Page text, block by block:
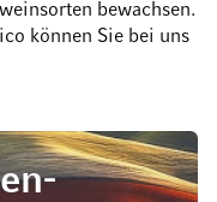
bewachsen.
können Sie bei uns